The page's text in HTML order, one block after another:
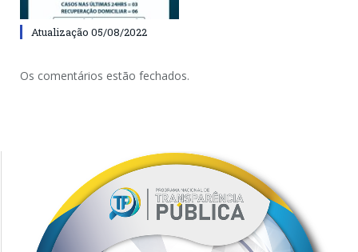
Atualização 05/08/2022
Os comentários estão fechados.